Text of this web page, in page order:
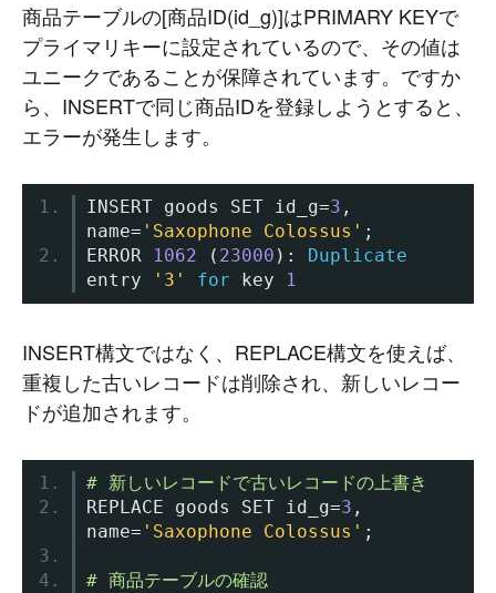
商品テーブルの[商品ID(id_g)]はPRIMARY KEYで
プライマリキーに設定されているので、その値は
ユニークであることが保障されています。ですか
ら、INSERTで同じ商品IDを登録しようとすると、
エラーが発生します。
INSERT goods SET id_g=3 ,
name= 'Saxophone Colossus' ;
ERROR
1062 ( 23000 ):
Duplicate
entry
'3' for key 1
INSERT構文ではなく、REPLACE構文を使えば、
重複した古いレコードは削除され、新しいレコー
ドが追加されます。
# 新しいレコードで古いレコードの上書き
REPLACE goods SET id_g=3 ,
name= 'Saxophone Colossus' ;
# 商品テーブルの確認